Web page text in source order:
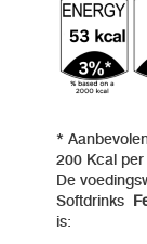
*
200 Kcal per
De
Softdrinks
is: